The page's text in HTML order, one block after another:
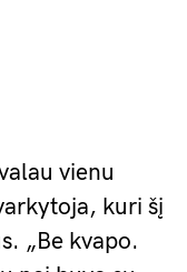
vienu
kuri šį
„Be kvapo.